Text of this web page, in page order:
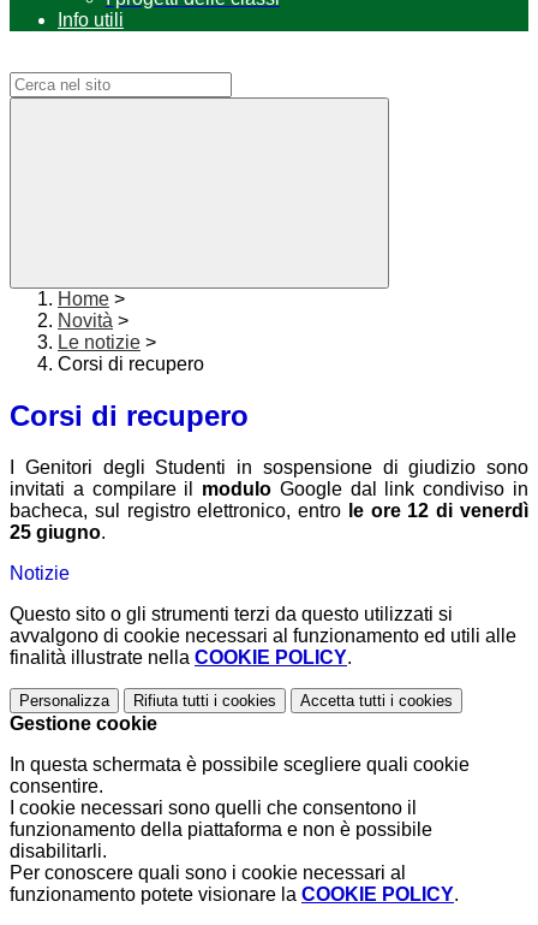
Info utili
Home >
Novità >
Le notizie >
Corsi di recupero
Corsi di recupero
I Genitori degli Studenti in sospensione di giudizio sono
invitati a compilare il modulo Google dal link condiviso in
bacheca, sul registro elettronico, entro le ore 12 di venerdì
25 giugno.
Notizie
Questo sito o gli strumenti terzi da questo utilizzati si
avvalgono di cookie necessari al funzionamento ed utili alle
finalità illustrate nella COOKIE POLICY.
Personalizza Rifiuta tutti i cookies Accetta tutti i cookies
Gestione cookie
In questa schermata è possibile scegliere quali cookie
consentire.
I cookie necessari sono quelli che consentono il
funzionamento della piattaforma e non è possibile
disabilitarli.
Per conoscere quali sono i cookie necessari al
funzionamento potete visionare la COOKIE POLICY.